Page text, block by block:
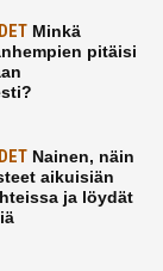
Minkä
pitäisi
Nainen, näin
aikuisiän
ja löydät